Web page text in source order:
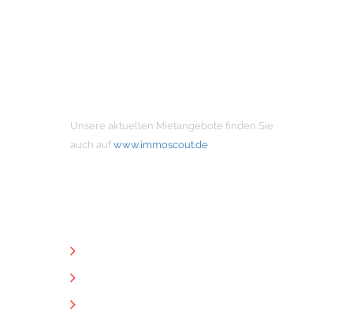
Unsere aktuellen Mietangebote finden Sie
auch auf www.immoscout.de